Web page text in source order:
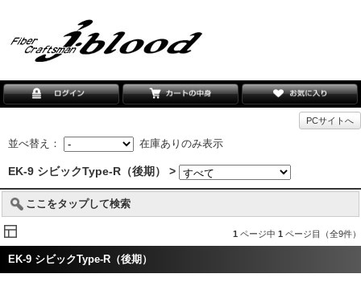
PCサイトへ
並べ替え： 在庫ありのみ表示
EK-9 シビックType-R（後期） >
ここをタップして検索
1 ページ中 1 ページ目（全9件）
EK-9 シビックType-R（後期）